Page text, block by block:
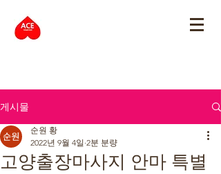
게시물
고양출장마사지 안마 특별
순원 황
2022년 9월 4일 2분 분량